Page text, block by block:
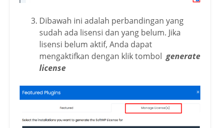
Dibawah ini adalah perbandingan yang
sudah ada lisensi dan yang belum. Jika
lisensi belum aktif, Anda dapat
mengaktifkan dengan klik tombol generate
license